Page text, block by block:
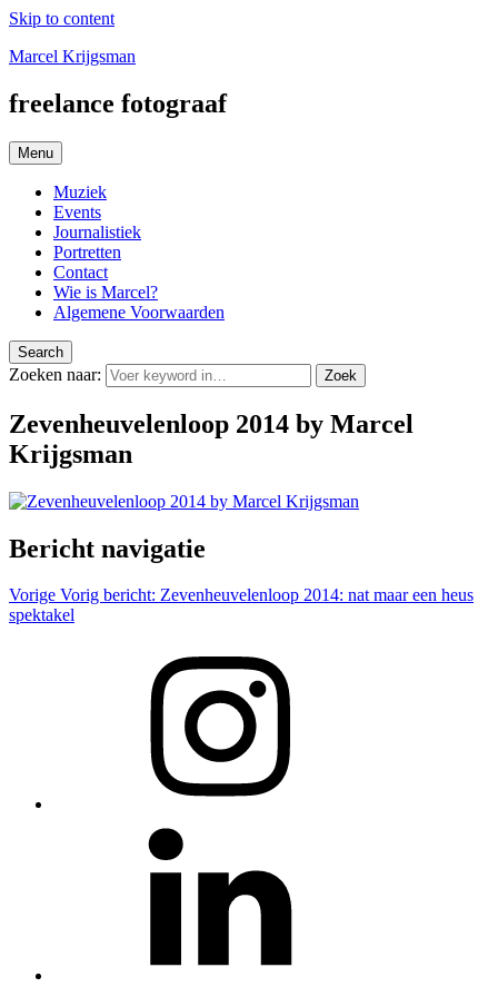
Skip to content
Marcel Krijgsman
freelance fotograaf
Menu
Muziek
Events
Journalistiek
Portretten
Contact
Wie is Marcel?
Algemene Voorwaarden
Search
Zoeken naar: Zoek
Zevenheuvelenloop 2014 by Marcel
Krijgsman
Bericht navigatie
Vorige Vorig bericht: Zevenheuvelenloop 2014: nat maar een heus
spektakel